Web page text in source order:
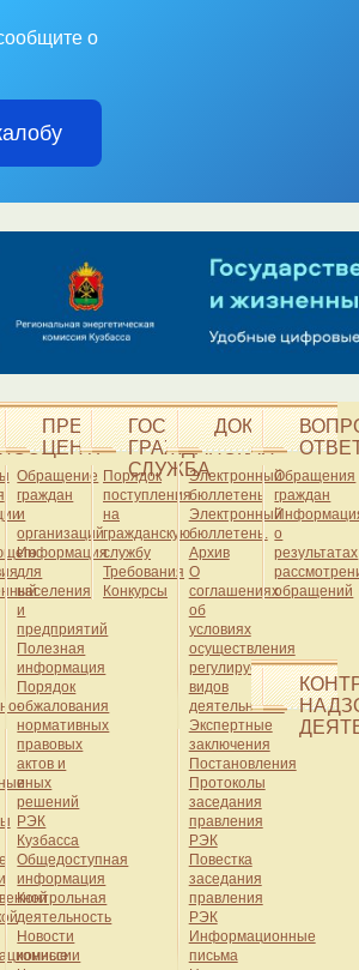
ПРЕСС-
ЦЕНТР
Обращение
граждан
и
организаций
Информация
для
населения
и
предприятий
Полезная
информация
Порядок
обжалования
нормативных
правовых
актов и
иных
решений
РЭК
Кузбасса
Общедоступная
информация
Контрольная
деятельность
Новости
комиссии
ГОСУДАРСТВЕННАЯ
ГРАЖДАНСКАЯ
СЛУЖБА
Порядок
поступления
на
гражданскую
службу
Требования
Конкурсы
ДОКУМЕНТЫ
Электронный
бюллетень
Электронный
бюллетень.
Архив
О
соглашениях
об
условиях
осуществления
регулируемых
видов
деятельности
Экспертные
заключения
Постановления
Протоколы
заседания
правления
РЭК
Повестка
заседания
правления
РЭК
Информационные
письма
Обращения
граждан
о
результатах
обращений